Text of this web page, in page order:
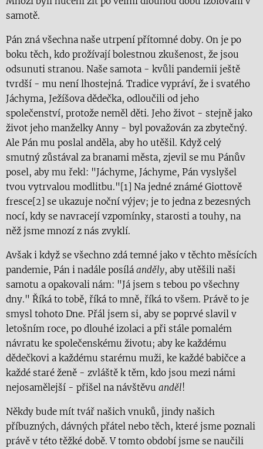
samotě.
Pán zná všechna naše utrpení přítomné doby. On je po
boku těch, kdo prožívají bolestnou zkušenost, že jsou
odsunuti stranou. Naše samota - kvůli pandemii ještě
tvrdší - mu není lhostejná. Tradice vypráví, že i svatého
Jáchyma, Ježíšova dědečka, odloučili od jeho
společenství, protože neměl děti. Jeho život - stejně jako
život jeho manželky Anny - byl považován za zbytečný.
Ale Pán mu poslal anděla, aby ho utěšil. Když celý
smutný zůstával za branami města, zjevil se mu Pánův
posel, aby mu řekl: "Jáchyme, Jáchyme, Pán vyslyšel
tvou vytrvalou modlitbu."[1] Na jedné známé Giottově
fresce[2] se ukazuje noční výjev; je to jedna z bezesných
nocí, kdy se navracejí vzpomínky, starosti a touhy, na
něž jsme mnozí z nás zvyklí.
Avšak i když se všechno zdá temné jako v těchto měsících
pandemie, Pán i nadále posílá anděly, aby utěšili naši
samotu a opakovali nám: "Já jsem s tebou po všechny
dny." Říká to tobě, říká to mně, říká to všem. Právě to je
smysl tohoto Dne. Přál jsem si, aby se poprvé slavil v
letošním roce, po dlouhé izolaci a při stále pomalém
návratu ke společenskému životu; aby ke každému
dědečkovi a každému starému muži, ke každé babičce a
každé staré ženě - zvláště k těm, kdo jsou mezi námi
nejosamělejší - přišel na návštěvu anděl!
Někdy bude mít tvář našich vnuků, jindy našich
příbuzných, dávných přátel nebo těch, které jsme poznali
právě v této těžké době. V tomto období jsme se naučili